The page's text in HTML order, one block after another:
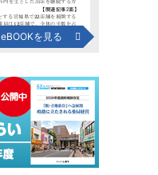
eBOOKを見る